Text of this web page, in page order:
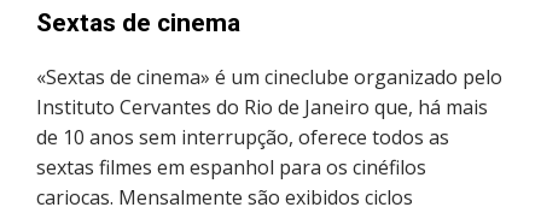
Sextas de cinema
«Sextas de cinema» é um cineclube organizado pelo
Instituto Cervantes do Rio de Janeiro que, há mais
de 10 anos sem interrupção, oferece todos as
sextas filmes em espanhol para os cinéfilos
cariocas. Mensalmente são exibidos ciclos